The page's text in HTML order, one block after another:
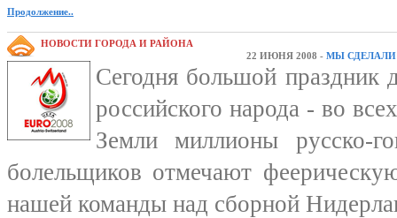
Продолжение..
НОВОСТИ ГОРОДА И РАЙОНА
22 ИЮНЯ 2008 - МЫ СДЕЛАЛИ
Сегодня большой праздник
российского народа - во
Земли миллионы русско-
болельщиков отмечают
нашей команды над сборной